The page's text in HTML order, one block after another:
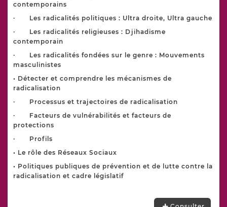
contemporains
· Les radicalités politiques : Ultra droite, Ultra gauche
· Les radicalités religieuses : Djihadisme
contemporain
· Les radicalités fondées sur le genre : Mouvements
masculinistes
• Détecter et comprendre les mécanismes de
radicalisation
· Processus et trajectoires de radicalisation
· Facteurs de vulnérabilités et facteurs de
protections
· Profils
• Le rôle des Réseaux Sociaux
• Politiques publiques de prévention et de lutte contre la
radicalisation et cadre législatif